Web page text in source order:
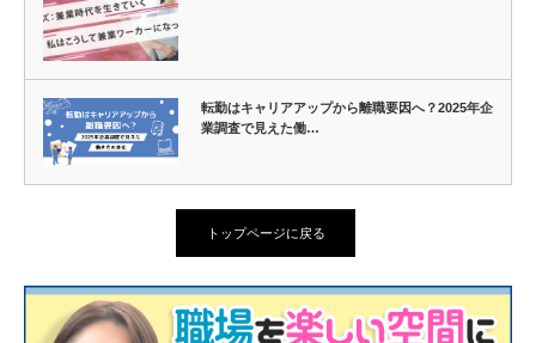
転勤はキャリアアップから離職要因へ？2025年企
業調査で見えた働…
トップページに戻る